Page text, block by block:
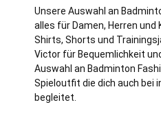
Unsere Auswahl an
alles für Damen, Herren und
Shirts, Shorts und
Victor für Bequemlichkeit
Auswahl an Badminton
Spieloutfit die dich auch bei
begleitet.